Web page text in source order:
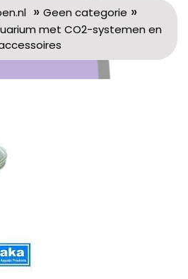
» Geen categorie »
met CO2-systemen en